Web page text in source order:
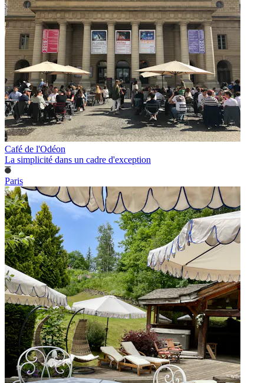
Café de l'Odéon
La simplicité dans un cadre d'exception
Paris